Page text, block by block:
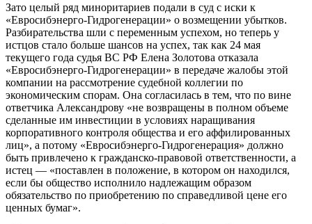
Зато целый ряд миноритариев подали в суд с иски к
«Евросибэнерго-Гидрогенерации» о возмещении убытков.
Разбирательства шли с переменным успехом, но теперь у
истцов стало больше шансов на успех, так как 24 мая
текущего года судья ВС РФ Елена Золотова отказала
«Евросибэнерго-Гидрогенерации» в передаче жалобы этой
компании на рассмотрение судебной коллегии по
экономическим спорам. Она согласилась в тем, что по вине
ответчика Александрову «не возвращены в полном объеме
сделанные им инвестиции в условиях наращивания
корпоративного контроля общества и его аффилированных
лиц», а потому «Евросибэнерго-Гидрогенерация» должно
быть привлечено к гражданско-правовой ответственности, а
истец — «поставлен в положение, в котором он находился,
если бы общество исполнило надлежащим образом
обязательство по приобретению по справедливой цене его
ценных бумаг».